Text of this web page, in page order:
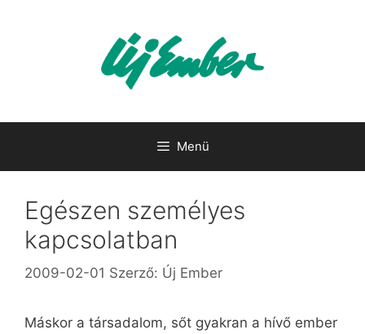
Menü
Egészen személyes
kapcsolatban
2009-02-01 Szerző: Új Ember
Máskor a társadalom, sőt gyakran a hívő ember